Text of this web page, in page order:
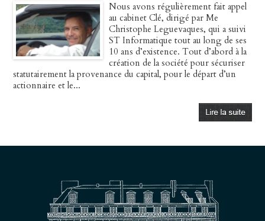
Nous avons régulièrement fait appel
au cabinet Clé, dirigé par Me
Christophe Leguevaques, qui a suivi
ST Informatique tout au long de ses
10 ans d’existence. Tout d’abord à la
création de la société pour sécuriser
statutairement la provenance du capital, pour le départ d’un
actionnaire et le...